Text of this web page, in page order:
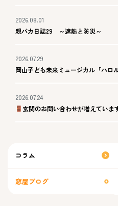
2026.08.01
親バカ日誌29 ～遮熱と防災～
2026.07.29
岡山子ども未来ミュージカル「ハロ
2026.07.24
玄関のお問い合わせが増えていま
コラム
窓屋ブログ